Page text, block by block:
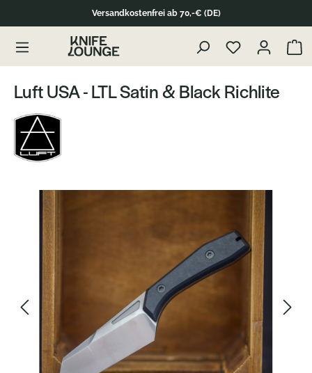
Zum Produktinhalt springenVersandkostenfrei ab 70,-€ (DE)
Luft USA - LTL Satin & Black Richlite
Bildergalerie überspringen